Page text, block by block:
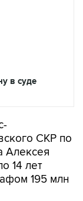
в суде
СКР по
Алексея
14 лет
195 млн